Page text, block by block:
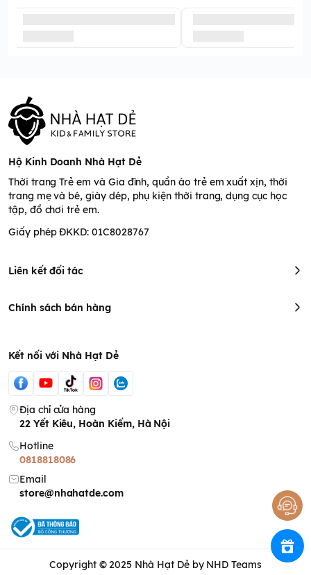
Hộ Kinh Doanh Nhà Hạt Dẻ
Thời trang Trẻ em và Gia đình, quần áo trẻ em xuất xịn, thời
trang mẹ và bé, giày dép, phụ kiện thời trang, dụng cục học
tập, đồ chơi trẻ em.
Giấy phép ĐKKD: 01C8028767
Liên kết đối tác
Chính sách bán hàng
Kết nối với Nhà Hạt Dẻ
Địa chỉ cửa hàng
22 Yết Kiêu, Hoàn Kiếm, Hà Nội
Hotline
0818818086
Email
store@nhahatde.com
Copyright © 2025 Nhà Hạt Dẻ by NHD Teams